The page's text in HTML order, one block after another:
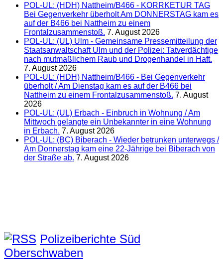
POL-UL: (HDH) Nattheim/B466 - KORRKETUR TAG
Bei Gegenverkehr überholt Am DONNERSTAG kam es
auf der B466 bei Nattheim zu einem
Frontalzusammenstoß. 7. August 2026
POL-UL: (UL) Ulm - Gemeinsame Pressemitteilung der
Staatsanwaltschaft Ulm und der Polizei: Tatverdächtige
nach mutmaßlichem Raub und Drogenhandel in Haft.
7. August 2026
POL-UL: (HDH) Nattheim/B466 - Bei Gegenverkehr
überholt / Am Dienstag kam es auf der B466 bei
Nattheim zu einem Frontalzusammenstoß. 7. August
2026
POL-UL: (UL) Erbach - Einbruch in Wohnung / Am
Mittwoch gelangte ein Unbekannter in eine Wohnung
in Erbach. 7. August 2026
POL-UL: (BC) Biberach - Wieder betrunken unterwegs /
Am Donnerstag kam eine 22-Jährige bei Biberach von
der Straße ab. 7. August 2026
Polizeiberichte Süd
Oberschwaben